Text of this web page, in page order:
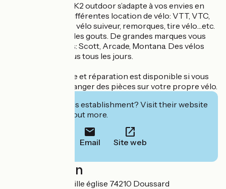
Tous passionnés, K2 outdoor s’adapte à vos envies en
vous proposant différentes location de vélo: VTT, VTC,
Electrique, enfant, vélo suiveur, remorques, tire vélo…etc.
il y en a pour tous les gouts. De grandes marques vous
seront proposées: Scott, Arcade, Montana. Des vélos
récents entretenus tous les jours.
Un partie boutique et réparation est disponible si vous
avez besoin de changer des pièces sur votre propre vélo.
Interested in this establishment? Visit their website
to book or find out more.
Email Site web
Localisation
455 route de la vieille église 74210 Doussard